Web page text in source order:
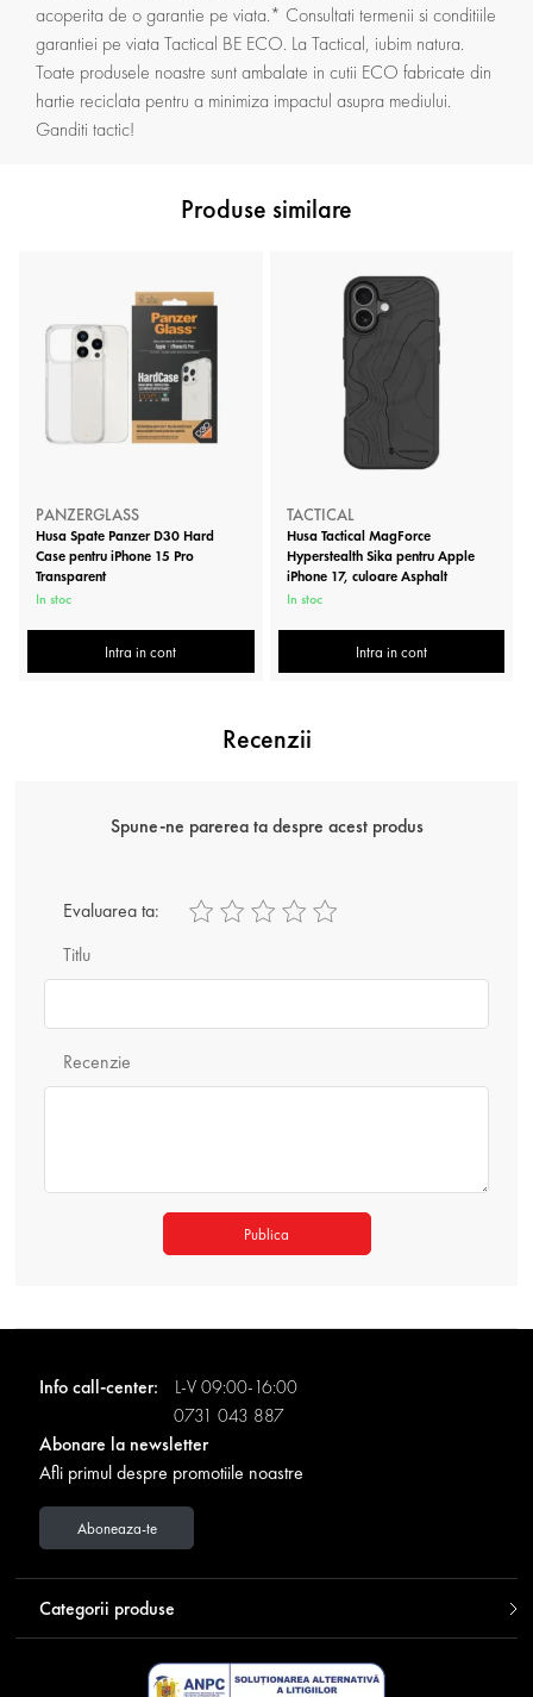
acoperita de o garantie pe viata.* Consultati termenii si conditiile
garantiei pe viata Tactical BE ECO. La Tactical, iubim natura.
Toate produsele noastre sunt ambalate in cutii ECO fabricate din
hartie reciclata pentru a minimiza impactul asupra mediului.
Ganditi tactic!
Produse similare
PANZERGLASS
Husa Spate Panzer D30 Hard
Case pentru iPhone 15 Pro
Transparent
In stoc
Intra in cont
TACTICAL
Husa Tactical MagForce
Hyperstealth Sika pentru Apple
iPhone 17, culoare Asphalt
In stoc
Intra in cont
Recenzii
Spune-ne parerea ta despre acest produs
Titlu
Evaluarea ta:
Recenzie
Publica
Info call-center:
L-V 09:00-16:00
0731 043 887
Abonare la newsletter
Afli primul despre promotiile noastre
Aboneaza-te
Categorii produse